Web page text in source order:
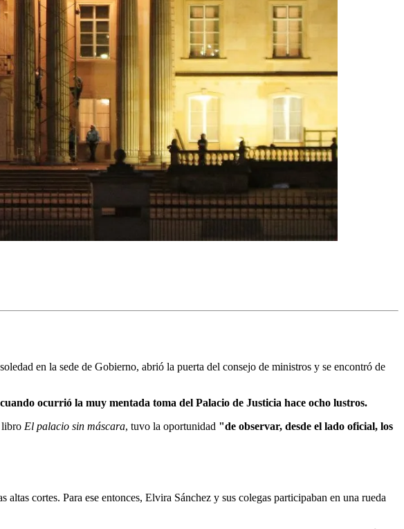
en la sede de Gobierno, abrió la puerta del consejo de ministros y se encontró de
ocurrió la muy mentada toma del Palacio de Justicia hace ocho lustros.
libro El palacio sin máscara, tuvo la oportunidad "de observar, desde el lado oficial, los
cortes. Para ese entonces, Elvira Sánchez y sus colegas participaban en una rueda